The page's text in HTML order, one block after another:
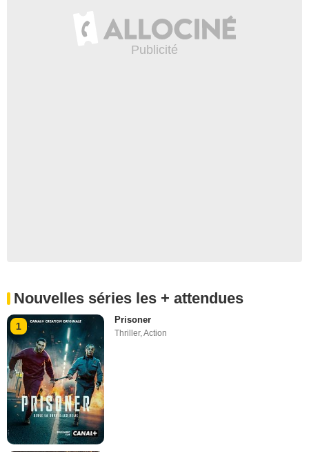
Nouvelles séries les + attendues
1
Prisoner
Thriller,Action